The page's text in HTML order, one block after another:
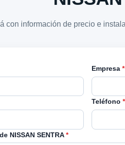
con información de precio e
Empresa *
Teléfono *
NISSAN SENTRA*